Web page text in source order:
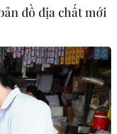
đồ địa chất mới